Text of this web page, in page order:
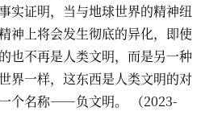
实证明，当与地球世界的精神纽
神上将会发生彻底的异化，即使
也不再是人类文明，而是另一种
界一样，这东西是人类文明的对
个名称——负文明。 （2023-